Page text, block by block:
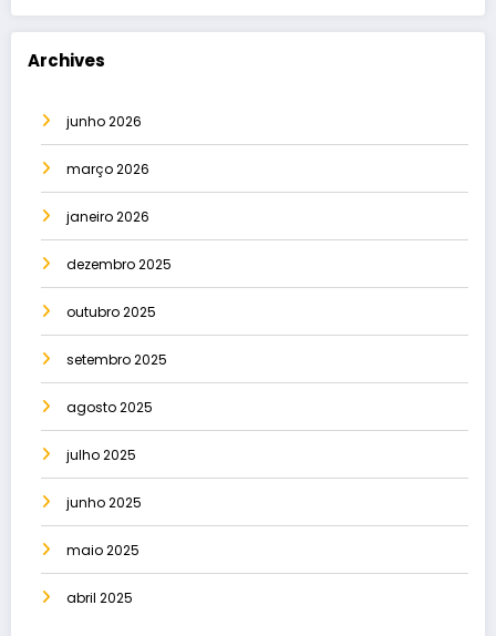
Archives
junho 2026
março 2026
janeiro 2026
dezembro 2025
outubro 2025
setembro 2025
agosto 2025
julho 2025
junho 2025
maio 2025
abril 2025